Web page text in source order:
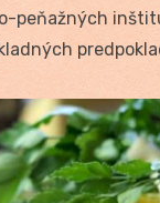
peňažných